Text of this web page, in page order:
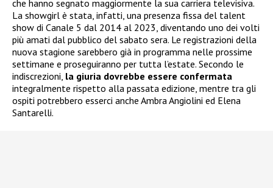
che hanno segnato maggiormente la sua carriera televisiva.
La showgirl è stata, infatti, una presenza fissa del talent
show di Canale 5 dal 2014 al 2023, diventando uno dei volti
più amati dal pubblico del sabato sera. Le registrazioni della
nuova stagione sarebbero già in programma nelle prossime
settimane e proseguiranno per tutta l’estate. Secondo le
indiscrezioni, la giuria dovrebbe essere confermata
integralmente rispetto alla passata edizione, mentre tra gli
ospiti potrebbero esserci anche Ambra Angiolini ed Elena
Santarelli.